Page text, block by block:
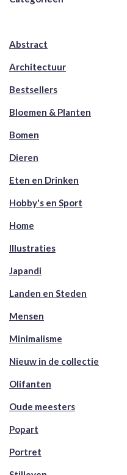
Abstract
Architectuur
Bestsellers
Bloemen & Planten
Bomen
Dieren
Eten en Drinken
Hobby's en Sport
Home
Illustraties
Japandi
Landen en Steden
Mensen
Minimalisme
Nieuw in de collectie
Olifanten
Oude meesters
Popart
Portret